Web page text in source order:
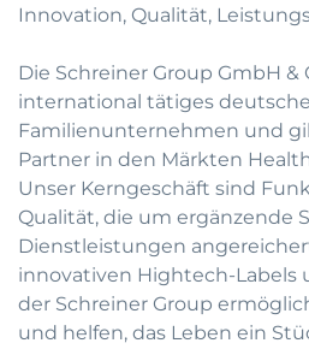
Innovation, Qualität,
Die Schreiner Group GmbH &
international tätiges
Familienunternehmen und
Partner in den Märkten
Unser Kerngeschäft sind
Qualität, die um ergänzende
Dienstleistungen
innovativen Hightech-Labels
der Schreiner Group
und helfen, das Leben ein